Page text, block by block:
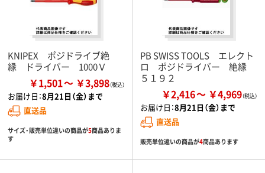
KNIPEX ポジドライブ絶
縁 ドライバー 1000Ｖ
￥1,501 ￥3,898
お届け日：8月21日（金）まで
直送品
サイズ・販売単位違いの商品が5商品ありま
す
PB SWISS TOOLS エレクト
ロ ポジドライバー 絶縁
５１９２
￥2,416 ￥4,969
お届け日：8月21日（金）まで
直送品
販売単位違いの商品が4商品あります